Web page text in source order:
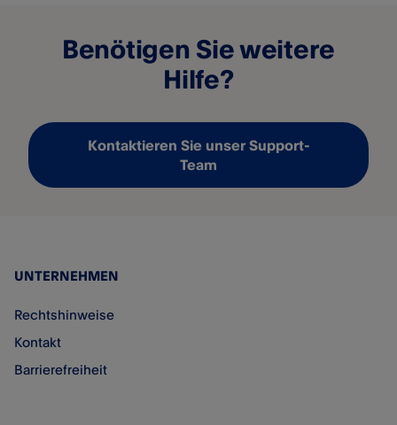
Benötigen Sie weitere
Hilfe?
Kontaktieren Sie unser Support-
Team
UNTERNEHMEN
Rechtshinweise
Kontakt
Barrierefreiheit